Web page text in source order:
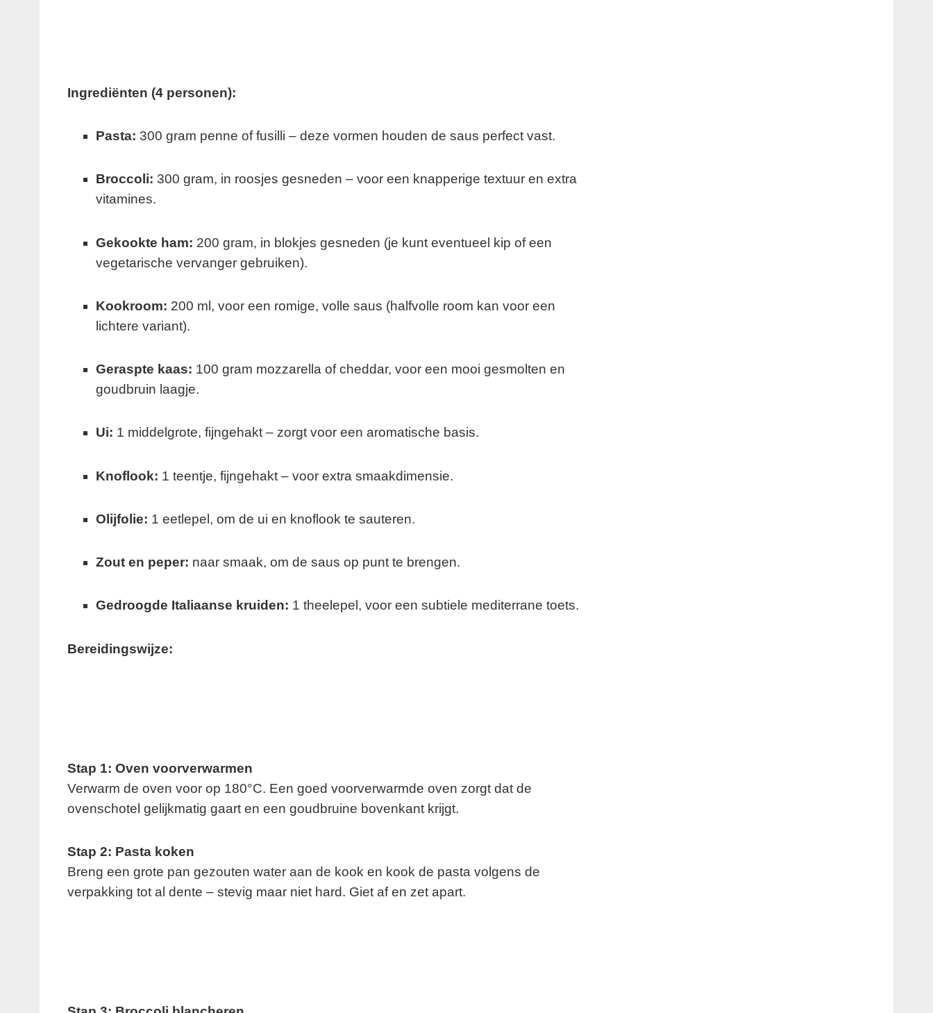
Ingrediënten (4 personen):
Pasta: 300 gram penne of fusilli – deze vormen houden de saus perfect vast.
Broccoli: 300 gram, in roosjes gesneden – voor een knapperige textuur en extra
vitamines.
Gekookte ham: 200 gram, in blokjes gesneden (je kunt eventueel kip of een
vegetarische vervanger gebruiken).
Kookroom: 200 ml, voor een romige, volle saus (halfvolle room kan voor een
lichtere variant).
Geraspte kaas: 100 gram mozzarella of cheddar, voor een mooi gesmolten en
goudbruin laagje.
Ui: 1 middelgrote, fijngehakt – zorgt voor een aromatische basis.
Knoflook: 1 teentje, fijngehakt – voor extra smaakdimensie.
Olijfolie: 1 eetlepel, om de ui en knoflook te sauteren.
Zout en peper: naar smaak, om de saus op punt te brengen.
Gedroogde Italiaanse kruiden: 1 theelepel, voor een subtiele mediterrane toets.
Bereidingswijze:
Stap 1: Oven voorverwarmen
Verwarm de oven voor op 180°C. Een goed voorverwarmde oven zorgt dat de
ovenschotel gelijkmatig gaart en een goudbruine bovenkant krijgt.
Stap 2: Pasta koken
Breng een grote pan gezouten water aan de kook en kook de pasta volgens de
verpakking tot al dente – stevig maar niet hard. Giet af en zet apart.